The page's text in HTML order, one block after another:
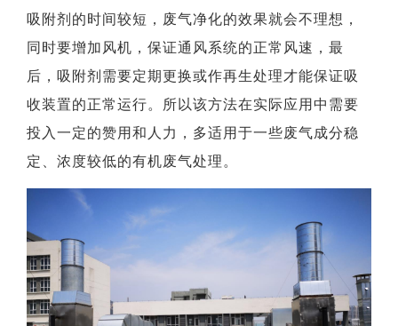
吸附剂的时间较短，废气净化的效果就会不理想，
同时要增加风机，保证通风系统的正常风速，最
后，吸附剂需要定期更换或作再生处理才能保证吸
收装置的正常运行。所以该方法在实际应用中需要
投入一定的赞用和人力，多适用于一些废气成分稳
定、浓度较低的有机废气处理。